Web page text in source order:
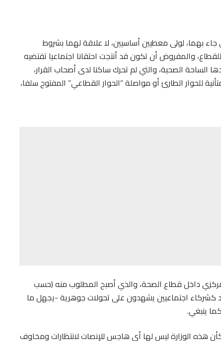
بهما، لولى معطيين أساسيين، لا علاقة لهما بشروط
والمفروض أن تكون قد أنتجت احتقانا اجتماعيا تقتضيه
الساحة الصحية، والتي لم تحرك ساكنا لدى أصحاب القرار،
للحوار الطارئ أو مواصلة “الحوار القطاعي” المفتوح سلفا،
داخل قطاع الصحة، والذي أصبح المطلوب منه (حسب
كشركاء اجتماعيين يشهدون على تحولات جوهرية -يجهل ما
ينبغي.
هذه الوزارة ليس لها أي هاجس للإنصات لانتظارات ومخاوف